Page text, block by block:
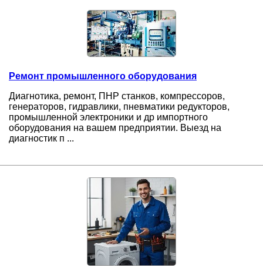
Ремонт промышленного оборудования
Диагнотика, ремонт, ПНР станков, компрессоров,
генераторов, гидравлики, пневматики редукторов,
промышленной электроники и др импортного
оборудования на вашем предприятии. Выезд на
диагностик п ...